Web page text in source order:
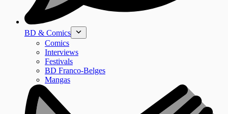
BD & Comics
Comics
Interviews
Festivals
BD Franco-Belges
Mangas